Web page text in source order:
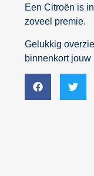
Een Citroën is
zoveel premie.
Gelukkig
binnenkort